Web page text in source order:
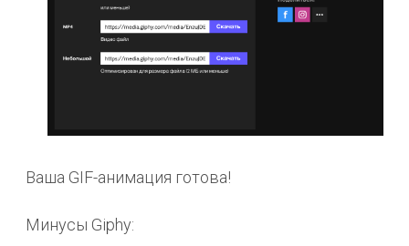
Ваша GIF-анимация готова!
Минусы Giphy: